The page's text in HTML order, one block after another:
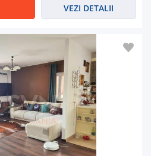
VEZI DETALII